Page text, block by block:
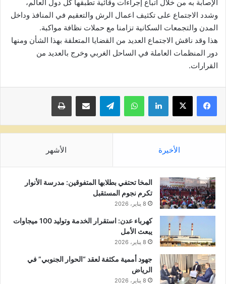
الإصابة به من خلال اتباع إجراءات وقائية تطبقها كل دول العالم،
وشدد الاجتماع على تكثيف اعمال الرش والتعقيم في المنافذ وداخل
المدن والتجمعات السكانية تزامنا مع حملات نظافة مواكبة.
هذا وقد ناقش الاجتماع العديد من القضايا المتعلقة بهذا الشأن ومنها
دور المنظمات العاملة في الساحل الغربي وخرج بالعديد من
القرارات.
لينكدإن واتساب تيلقرام مشاركة عبر البريد طباعة
الأخيرة الأشهر
المخا تحتفي بطلابها المتفوقين: مدرسة الأنوار
تكرم نجوم المستقبل
8 يناير، 2026
كهرباء عدن: استقرار الخدمة وتوليد 100 ميجاوات
يبعث الأمل
8 يناير، 2026
جهود أممية مكثفة لعقد “الحوار الجنوبي” في
الرياض
8 يناير، 2026